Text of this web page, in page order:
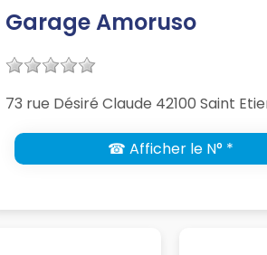
Garage Amoruso
73 rue Désiré Claude 42100 Saint
☎ Afficher le N° *